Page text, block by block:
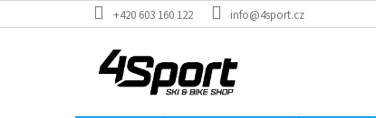
na
+420 603 160 122 info@4sport.cz